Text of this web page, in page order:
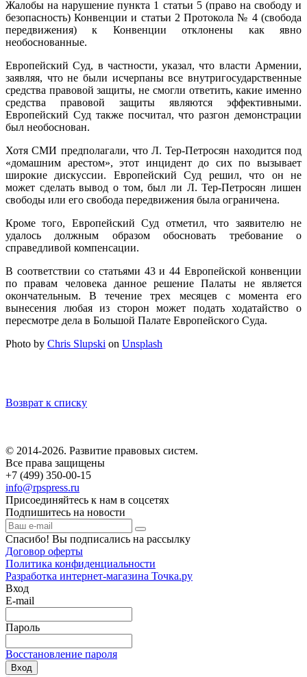
Жалобы на нарушение пункта 1 статьи 5 (право на свободу и
безопасность) Конвенции и статьи 2 Протокола № 4 (свобода
передвижения) к Конвенции отклонены как явно
необоснованные.
Европейский Суд, в частности, указал, что власти Армении,
заявляя, что не были исчерпаны все внутригосударственные
средства правовой защиты, не смогли ответить, какие именно
средства правовой защиты являются эффективными.
Европейский Суд также посчитал, что разгон демонстрации
был необоснован.
Хотя СМИ предполагали, что Л. Тер-Петросян находится под
«домашним арестом», этот инцидент до сих по вызывает
широкие дискуссии. Европейский Суд решил, что он не
может сделать вывод о том, был ли Л. Тер-Петросян лишен
свободы или его свобода передвижения была ограничена.
Кроме того, Европейский Суд отметил, что заявителю не
удалось должным образом обосновать требование о
справедливой компенсации.
В соответствии со статьями 43 и 44 Европейской конвенции
по правам человека данное решение Палаты не является
окончательным. В течение трех месяцев с момента его
вынесения любая из сторон может подать ходатайство о
пересмотре дела в Большой Палате Европейского Суда.
Photo by Chris Slupski on Unsplash
Возврат к списку
© 2014-2026. Развитие правовых систем.
Все права защищены
+7 (499) 350-00-15
info@rpspress.ru
Присоединяйтесь к нам в соцсетях
Подпишитесь на новости
Спасибо! Вы подписались на рассылку
Договор оферты
Политика конфиденциальности
Разработка интернет-магазина Точка.ру
Вход
E-mail
Пароль
Восстановление пароля
Вход